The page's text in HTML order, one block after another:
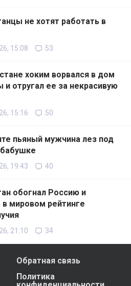
не хотят работать в
15:08 53
хоким ворвался в дом
отругал ее за некрасивую
15:16 50
пьяный мужчина лез под
19:43 40
обогнал Россию и
в мировом рейтинге
21:10 34
Обратная связь
Политика